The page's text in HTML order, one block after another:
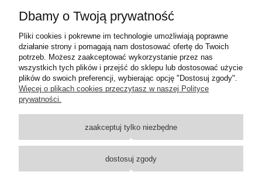
Moje konto
Płatności i dostawa
Informacje
pokaż pełną wersję strony
Sklep internetowy Shoper Premium
Dbamy o Twoją prywatność
Pliki cookies i pokrewne im technologie umożliwiają poprawne
działanie strony i pomagają nam dostosować ofertę do Twoich
potrzeb. Możesz zaakceptować wykorzystanie przez nas
wszystkich tych plików i przejść do sklepu lub dostosować użycie
plików do swoich preferencji, wybierając opcję "Dostosuj zgody".
Więcej o plikach cookies przeczytasz w naszej Polityce
prywatności.
zaakceptuj tylko niezbędne
dostosuj zgody